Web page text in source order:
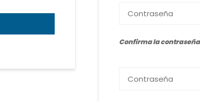
Confirma la